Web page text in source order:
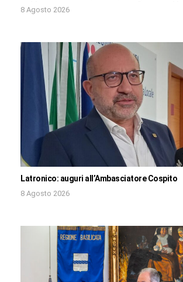
8 Agosto 2026
Latronico: auguri all’Ambasciatore Cospito
8 Agosto 2026